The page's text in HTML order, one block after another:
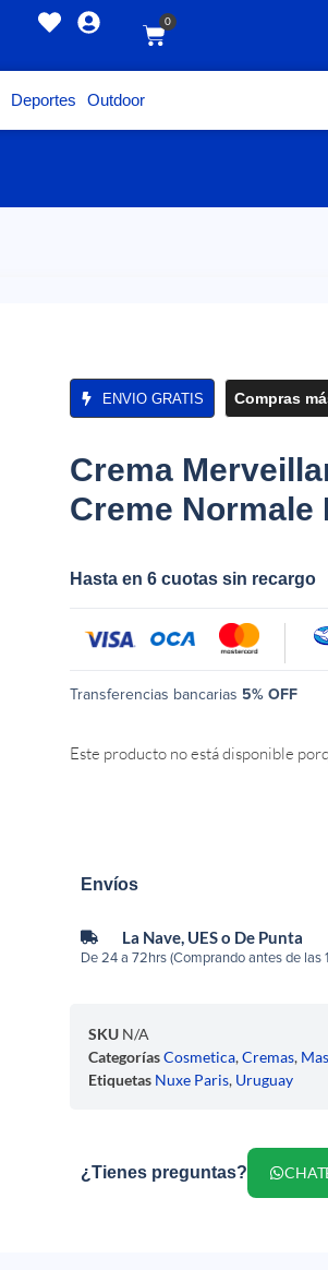
0
Deportes Outdoor
ENVIO GRATIS Compras
Crema
Creme Normale
Hasta en 6 cuotas sin recargo
Transferencias bancarias 5% OFF
Este producto no está disponible
Envíos
La Nave, UES o De Punta
De 24 a 72hrs (Comprando antes de las
SKU N/A
CategoríasCosmetica,Cremas,
Etiquetas Nuxe Paris, Uruguay
¿Tienes preguntas?